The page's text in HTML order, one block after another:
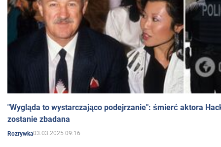
"Wygląda to wystarczająco podejrzanie": śmierć aktora
zostanie zbadana
Rozrywka03.03.2025 09:16